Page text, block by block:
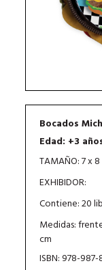
Bocados
Edad: +3
TAMAÑO: 7 x
EXHIBIDOR:
Contiene: 20
Medidas:
cm
ISBN: 978-987-